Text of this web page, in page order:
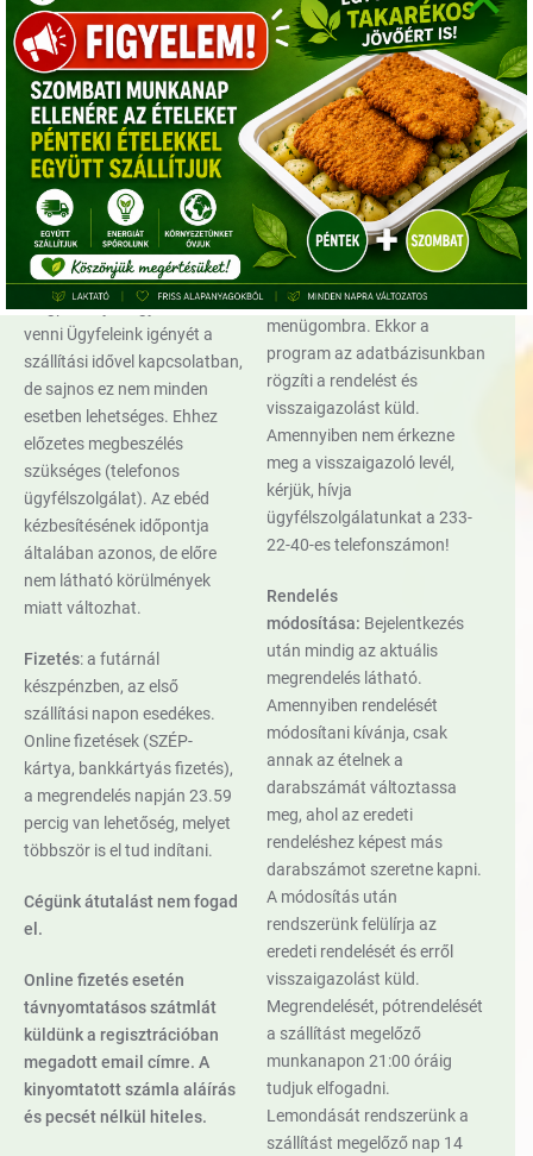
kap tájékoztató e-mailt,
szíveskedjen megnézni a
spam mappában vagy kérjük
hívja ügyfélszolgálati időn
belül ügyfélszolgálatunkat,
vagy írjon e-mailt.
Ételeinket 5:00-14:00 között
kézbesítjük. Futáraink
meghatározott menetterv
alapján kézbesítenek,
megpróbálják figyelembe
venni Ügyfeleink igényét a
szállítási idővel kapcsolatban,
de sajnos ez nem minden
esetben lehetséges. Ehhez
előzetes megbeszélés
szükséges (telefonos
ügyfélszolgálat). Az ebéd
kézbesítésének időpontja
általában azonos, de előre
nem látható körülmények
miatt változhat.
Fizetés: a futárnál
készpénzben, az első
szállítási napon esedékes.
Online fizetések (SZÉP-
kártya, bankkártyás fizetés),
a megrendelés napján 23.59
percig van lehetőség, melyet
többször is el tud indítani.
Cégünk átutalást nem fogad
el.
Online fizetés esetén
távnyomtatásos szátmlát
küldünk a regisztrációban
megadott email címre. A
kinyomtatott számla aláírás
és pecsét nélkül hiteles.
után válassza ki a “leadom a
rendelés” menűgombot.
Rendelés módosítására a
rendelés elküldése után van
lehetőség: lépjen vissza az
étlaphoz, írja át azoknak az
ételeknek a darabszámát
amin változtatni szeretne,
majd kattintson a “tovább a
rendelés leadásához”, illetve
“leadom a rendelést”
menügombra. Ekkor a
program az adatbázisunkban
rögzíti a rendelést és
visszaigazolást küld.
Amennyiben nem érkezne
meg a visszaigazoló levél,
kérjük, hívja
ügyfélszolgálatunkat a 233-
22-40-es telefonszámon!
Rendelés
módosítása: Bejelentkezés
után mindig az aktuális
megrendelés látható.
Amennyiben rendelését
módosítani kívánja, csak
annak az ételnek a
darabszámát változtassa
meg, ahol az eredeti
rendeléshez képest más
darabszámot szeretne kapni.
A módosítás után
rendszerünk felülírja az
eredeti rendelését és erről
visszaigazolást küld.
Megrendelését, pótrendelését
a szállítást megelőző
munkanapon 21:00 óráig
tudjuk elfogadni.
Lemondását rendszerünk a
szállítást megelőző nap 14